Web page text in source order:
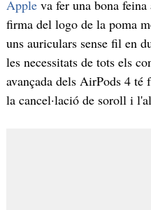
Appleva fer una bona feina
firma del logo de la poma
uns auriculars sense fil en
les necessitats de tots els
avançada dels AirPods 4 té
la cancel·lació de soroll i